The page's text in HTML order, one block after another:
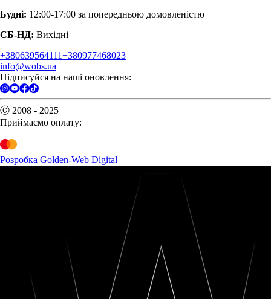
Будні: 12:00-17:00 за попередньою домовленістю
СБ-НД: Вихідні
+380639564111+380977468023
info@wobs.ua
Підписуйся на наші оновлення:
Ⓒ 2008 - 2025
Приймаємо оплату:
Розробка Golden-Web Digital